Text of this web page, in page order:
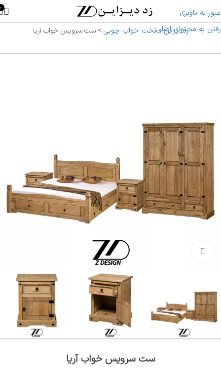
عبور به ناوبری
رفتن به محتوای اصلی
0
زددیزاین>تخت خواب چوبی >ست سرویس خواب آریا
ست سرویس خواب آریا